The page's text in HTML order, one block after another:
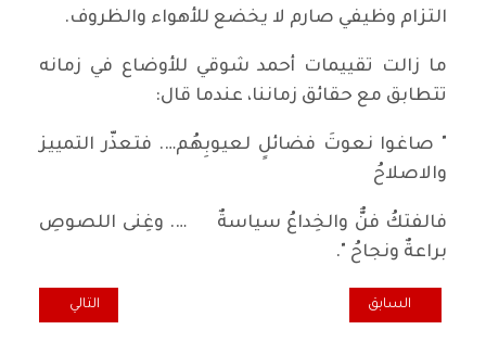
التزام وظيفي صارم لا يخضع للأهواء والظروف.
ما زالت تقييمات أحمد شوقي للأوضاع في زمانه
تتطابق مع حقائق زماننا، عندما قال:
" صاغوا نعوتَ فضائلٍ لعيوبِهُم…. فتعذّر التمييز
والاصلاحُ
فالفتكُ فنٌّ والخِداعُ سياسةٌ …. وغِنى اللصوصِ
براعةٌ ونجاحُ ".
المقال السابق: نظرة نقدية لثورة التعليم الصينية
السابق المقال التالي:
التالي